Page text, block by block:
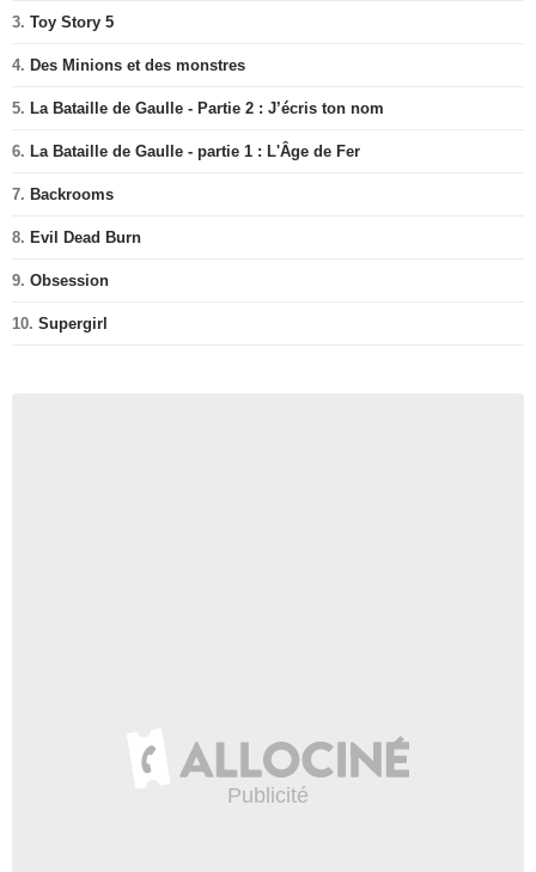
3. Toy Story 5
4. Des Minions et des monstres
5. La Bataille de Gaulle - Partie 2 : J’écris ton nom
6. La Bataille de Gaulle - partie 1 : L'Âge de Fer
7. Backrooms
8. Evil Dead Burn
9. Obsession
10. Supergirl